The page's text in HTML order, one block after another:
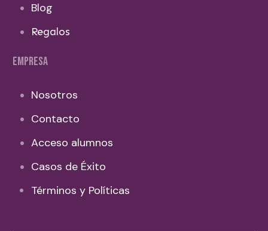
Blog
Regalos
EMPRESA
Nosotros
Contacto
Acceso alumnos
Casos de Éxito
Términos y Políticas